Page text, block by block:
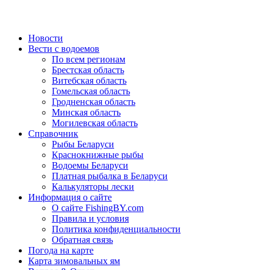
Новости
Вести с водоемов
По всем регионам
Брестская область
Витебская область
Гомельская область
Гродненская область
Минская область
Могилевская область
Справочник
Рыбы Беларуси
Краснокнижные рыбы
Водоемы Беларуси
Платная рыбалка в Беларуси
Калькуляторы лески
Информация о сайте
О сайте FishingBY.com
Правила и условия
Политика конфиденциальности
Обратная связь
Погода на карте
Карта зимовальных ям